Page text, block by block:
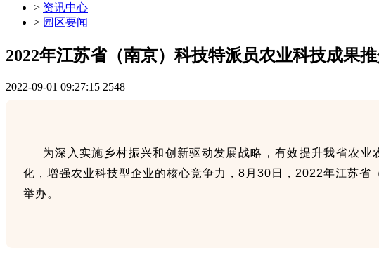
> 资讯中心
> 园区要闻
2022年江苏省（南京）科技特派员农业科技成果
2022-09-01 09:27:15 2548
为深入实施乡村振兴和创新驱动发展战略，有效提升我省农
化，增强农业科技型企业的核心竞争力，8月30日，2022年江苏
举办。